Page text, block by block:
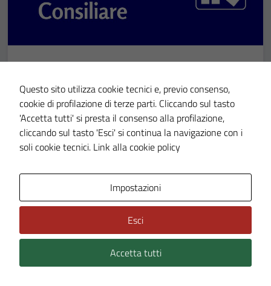
AVVISI 13 MAG 2026
Convocazione Commissione Consiliare
Territorio 20.05.2026
Accesso all'informazione
Questo sito utilizza cookie tecnici e, previo consenso,
cookie di profilazione di terze parti. Cliccando sul tasto
'Accetta tutti' si presta il consenso alla profilazione,
cliccando sul tasto 'Esci' si continua la navigazione con i
soli cookie tecnici. Link alla cookie policy
Impostazioni
Esci
Accetta tutti